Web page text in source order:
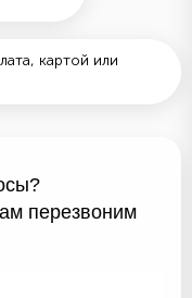
картой или
перезвоним